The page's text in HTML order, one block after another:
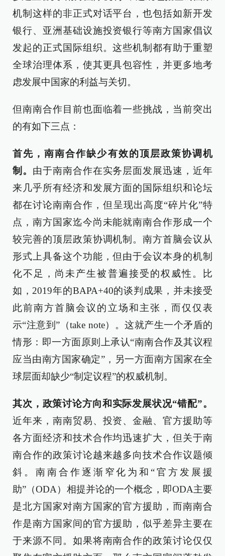
机制这样的非正式对话平台，也包括如新开发
银行、亚洲基础设施投资银行等南方国家倡议
发起的正式国际组织。这些机制都有助于重塑
全球治理体系，使其更具包容性，并更多地考
虑发展中国家的利益与关切。
但南南合作目前也面临着一些挑战，当前突出
的有如下三点：
首先，南南合作缺少有效的顶层政策协调机
制。 由于南南合作在实务层面发展迅速，近年
来几乎所有经济和发展方面的国际组织和论坛
都在讨论南南合作，但呈现出高度“碎片化”特
点，南方国家迄今尚未能就南南合作形成一个
较完善的顶层政策协调机制。南方首脑会议从
形式上具备这个功能，但由于会议本身的机制
化不足，尚未产生被普遍接受的权威性。比
如，2019年的BAPA+40的谈判成果，并未接受
此前南方首脑会议的立场和主张，而仅仅表
示“注意到”（take note）。这就产生一个矛盾的
情形：即一方面原则上承认“南南合作及其议程
应当由南方国家确定”，另一方面南方国家在全
球层面却缺少“制定议程”的权威机制。
其次，政策讨论方向和实际发展状况“错配”。
近年来，南南贸易、投资、金融、官方援助等
各方面经济和技术合作均迅速扩大，但关于南
南合作的政策讨论越来越多向技术合作议题倾
斜。南南合作逐渐窄化为和“官方发展援
助”（ODA）相提并论的一个概念，即ODA主要
是北方国家对南方国家的官方援助，而南南合
作是南方国家间的官方援助，似乎差异主要在
于来源不同。如果将南南合作的政策讨论仅仅